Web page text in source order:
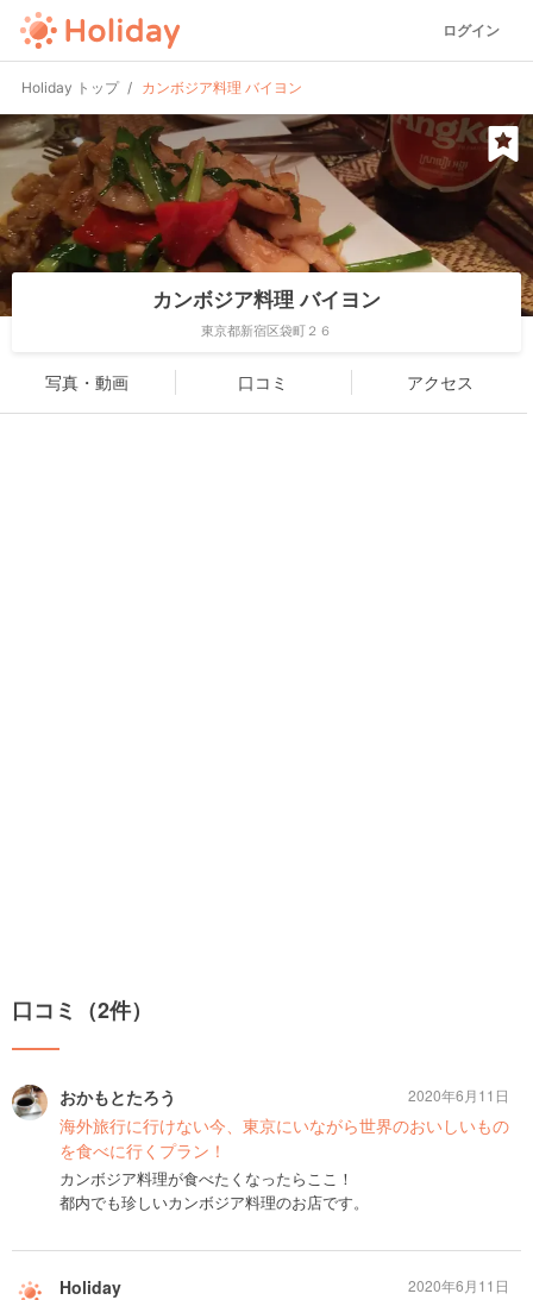
ログイン
Holiday トップ カンボジア料理 バイヨン
カンボジア料理 バイヨン
東京都新宿区袋町２６
写真・動画 口コミ アクセス
口コミ（2件）
おかもとたろう
海外旅行に行けない今、東京にいながら世界のおいしいもの
を食べに行くプラン！
カンボジア料理が食べたくなったらここ！
都内でも珍しいカンボジア料理のお店です。
2020年6月11日
Holiday 2020年6月11日